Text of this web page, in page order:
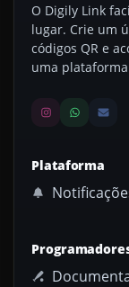
O Digily Link
lugar. Crie um
códigos QR e
uma
Plataforma